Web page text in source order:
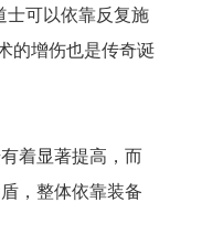
士可以依靠反复施
的增伤也是传奇诞
着显著提高，而
，整体依靠装备